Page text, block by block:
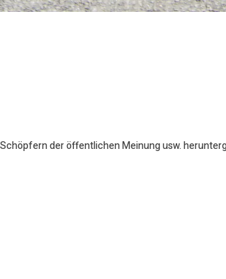
der öffentlichen Meinung usw.